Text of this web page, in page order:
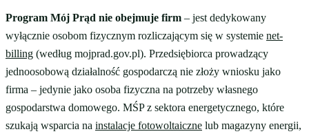
Program Mój Prąd nie obejmuje firm – jest dedykowany
wyłącznie osobom fizycznym rozliczającym się w systemie net-
billing (według mojprad.gov.pl). Przedsiębiorca prowadzący
jednoosobową działalność gospodarczą nie złoży wniosku jako
firma – jedynie jako osoba fizyczna na potrzeby własnego
gospodarstwa domowego. MŚP z sektora energetycznego, które
szukają wsparcia na instalacje fotowoltaiczne lub magazyny energii,